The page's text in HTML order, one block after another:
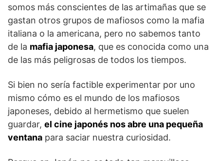
somos más conscientes de las artimañas que se
gastan otros grupos de mafiosos como la mafia
italiana o la americana, pero no sabemos tanto
de la mafia japonesa, que es conocida como una
de las más peligrosas de todos los tiempos.
Si bien no sería factible experimentar por uno
mismo cómo es el mundo de los mafiosos
japoneses, debido al hermetismo que suelen
guardar, el cine japonés nos abre una pequeña
ventana para saciar nuestra curiosidad.